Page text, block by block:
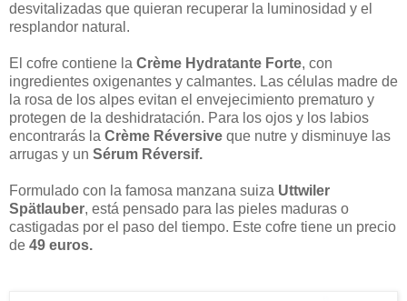
desvitalizadas que quieran recuperar la luminosidad y el
resplandor natural.
El cofre contiene la Crème Hydratante Forte, con
ingredientes oxigenantes y calmantes. Las células madre de
la rosa de los alpes evitan el envejecimiento prematuro y
protegen de la deshidratación. Para los ojos y los labios
encontrarás la Crème Réversive que nutre y disminuye las
arrugas y un Sérum Réversif.
Formulado con la famosa manzana suiza Uttwiler
Spätlauber, está pensado para las pieles maduras o
castigadas por el paso del tiempo. Este cofre tiene un precio
de 49 euros.